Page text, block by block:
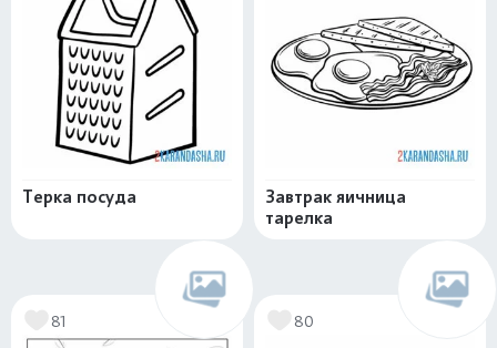
Терка посуда
Завтрак яичница
тарелка
81 80